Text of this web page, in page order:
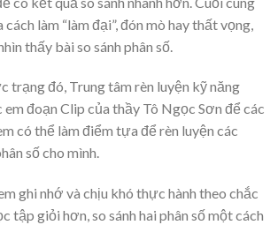
làm “làm đại”, đón mò hay thất vọng,
thấy bài so sánh phân số.
trạng đó, Trung tâm rèn luyện kỹ năng
đoạn Clip của thầy Tô Ngọc Sơn để các
có thể làm điểm tựa để rèn luyện các
số cho mình.
ghi nhớ và chịu khó thực hành theo chắc
tập giỏi hơn, so sánh hai phân số một cách